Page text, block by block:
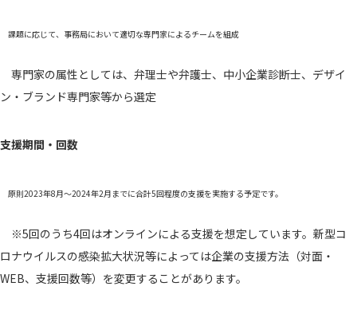
課題に応じて、事務局において適切な専門家によるチームを組成
専門家の属性としては、弁理士や弁護士、中小企業診断士、デザイ
ン・ブランド専門家等から選定
支援期間・回数
原則2023年8月～2024年2月までに合計5回程度の支援を実施する予定です。
※5回のうち4回はオンラインによる支援を想定しています。新型コ
ロナウイルスの感染拡大状況等によっては企業の支援方法（対面・
WEB、支援回数等）を変更することがあります。